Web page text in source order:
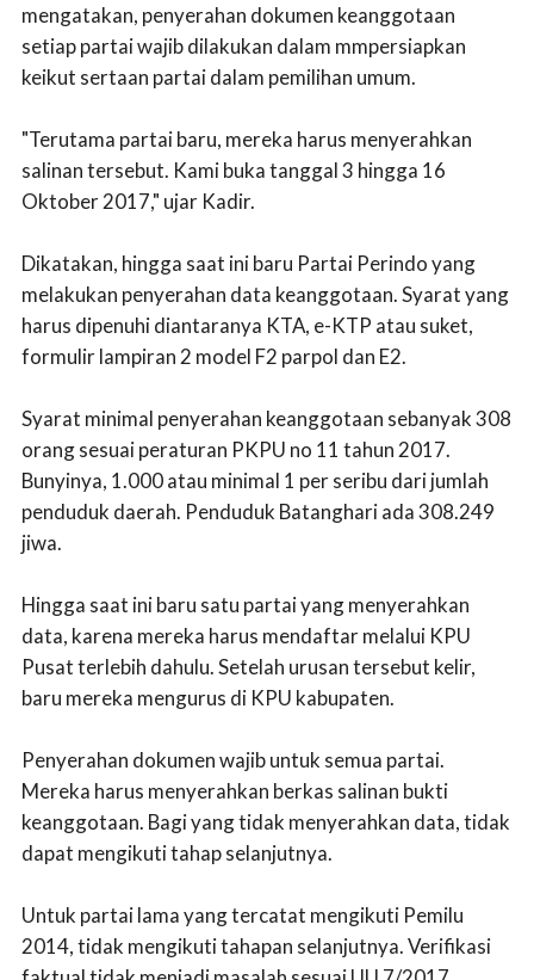
mengatakan, penyerahan dokumen keanggotaan
setiap partai wajib dilakukan dalam mmpersiapkan
keikut sertaan partai dalam pemilihan umum.
"Terutama partai baru, mereka harus menyerahkan
salinan tersebut. Kami buka tanggal 3 hingga 16
Oktober 2017," ujar Kadir.
Dikatakan, hingga saat ini baru Partai Perindo yang
melakukan penyerahan data keanggotaan. Syarat yang
harus dipenuhi diantaranya KTA, e-KTP atau suket,
formulir lampiran 2 model F2 parpol dan E2.
Syarat minimal penyerahan keanggotaan sebanyak 308
orang sesuai peraturan PKPU no 11 tahun 2017.
Bunyinya, 1.000 atau minimal 1 per seribu dari jumlah
penduduk daerah. Penduduk Batanghari ada 308.249
jiwa.
Hingga saat ini baru satu partai yang menyerahkan
data, karena mereka harus mendaftar melalui KPU
Pusat terlebih dahulu. Setelah urusan tersebut kelir,
baru mereka mengurus di KPU kabupaten.
Penyerahan dokumen wajib untuk semua partai.
Mereka harus menyerahkan berkas salinan bukti
keanggotaan. Bagi yang tidak menyerahkan data, tidak
dapat mengikuti tahap selanjutnya.
Untuk partai lama yang tercatat mengikuti Pemilu
2014, tidak mengikuti tahapan selanjutnya. Verifikasi